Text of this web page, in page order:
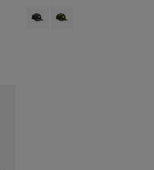
Product swatch type of Zwart
Product swatch type of